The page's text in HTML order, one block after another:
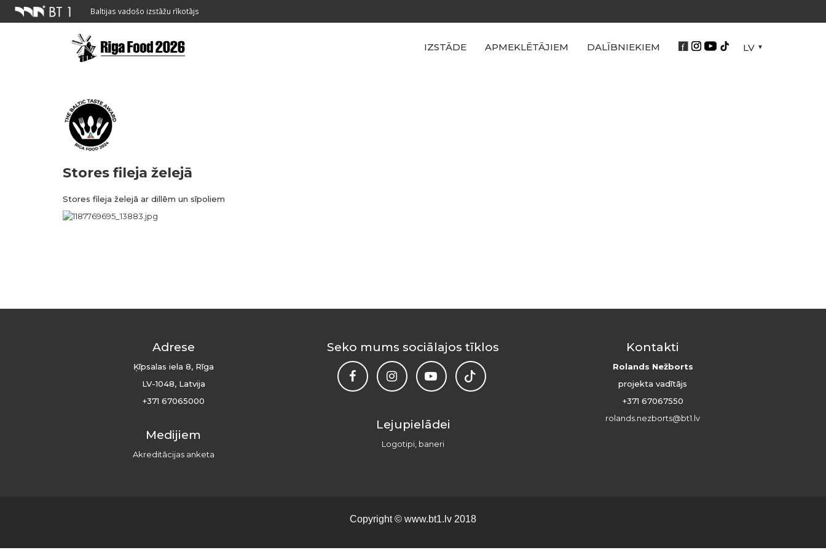
Baltijas vadošo izstāžu rīkotājs
IZSTĀDE APMEKLĒTĀJIEM DALĪBNIEKIEM LV
Stores fileja želejā
Stores fileja želejā ar dillēm un sīpoliem
Adrese
Ķīpsalas iela 8, Rīga
LV-1048, Latvija
+371 67065000
Medijiem
Akreditācijas anketa
Seko mums sociālajos tīklos
Lejupielādei
Logotipi, baneri
Kontakti
Rolands Nežborts
projekta vadītājs
+371 67067550
rolands.nezborts@bt1.lv
Copyright © www.bt1.lv 2018